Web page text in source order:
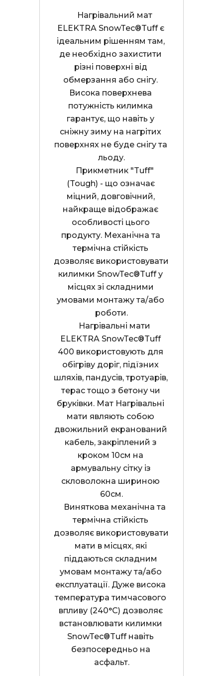
ELEKTRA SnowTec®Tuff є
ідеальним рішенням там,
де необхідно захистити
різні поверхні від
обмерзання або снігу.
Висока поверхнева
потужність килимка
гарантує, що навіть у
сніжну зиму на нагрітих
поверхнях не буде снігу та
льоду.
(Tough) - що означає
міцний, довговічний,
найкраще відображає
особливості цього
продукту. Механічна та
термічна стійкість
дозволяє використовувати
килимки SnowTec®Tuff у
місцях зі складними
умовами монтажу та/або
роботи.
ELEKTRA SnowTec®Tuff
400 використовують для
обігріву доріг, підїзних
шляхів, пандусів, тротуарів,
терас тощо з бетону чи
бруківки. Мат Нагрівальні
мати являють собою
двожильний екранований
кабель, закріплений з
кроком 10см на
армувальну сітку із
скловолокна шириною
термічна стійкість
дозволяє використовувати
мати в місцях, які
піддаються складним
умовам монтажу та/або
експлуатації. Дуже висока
температура тимчасового
впливу (240°C) дозволяє
встановлювати килимки
SnowTec®Tuff навіть
безпосередньо на
асфальт.